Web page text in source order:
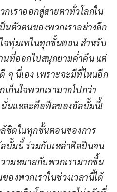
เราออกสู่สายตาทั่วโลกใน
ตัวตนของพวกเราอย่างลึก
จทุ่มเทในทุกขั้นตอน สำหรับ
นที่ออกไปสนุกยามค่ำคืน แต่
นี่เอง เพราะจะมีที่ไหนอีก
เก็นใจพวกเรามากไปกว่า
นแหละคือฟีลของอัลบั้มนี้!
ล้ชิดในทุกขั้นตอนของการ
ลบั้มนี้ ร่วมกับเหล่าศิลปินคน
ามหมายกับพวกเรามากขึ้น
งพวกเราในช่วงเวลานี้ได้